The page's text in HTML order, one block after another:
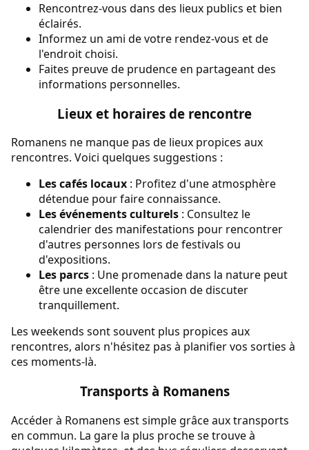
Rencontrez-vous dans des lieux publics et bien
éclairés.
Informez un ami de votre rendez-vous et de
l'endroit choisi.
Faites preuve de prudence en partageant des
informations personnelles.
Lieux et horaires de rencontre
Romanens ne manque pas de lieux propices aux
rencontres. Voici quelques suggestions :
Les cafés locaux : Profitez d'une atmosphère
détendue pour faire connaissance.
Les événements culturels : Consultez le
calendrier des manifestations pour rencontrer
d'autres personnes lors de festivals ou
d'expositions.
Les parcs : Une promenade dans la nature peut
être une excellente occasion de discuter
tranquillement.
Les weekends sont souvent plus propices aux
rencontres, alors n'hésitez pas à planifier vos sorties à
ces moments-là.
Transports à Romanens
Accéder à Romanens est simple grâce aux transports
en commun. La gare la plus proche se trouve à